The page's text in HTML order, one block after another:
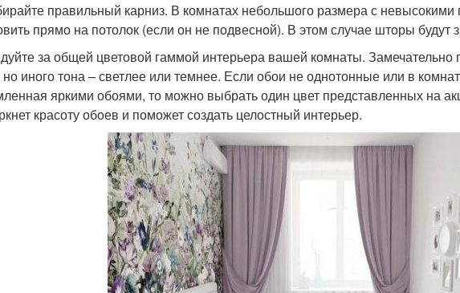
правильный карниз. В комнатах небольшого размера с
прямо на потолок (если он не подвесной). В этом случае шторы будут
за общей цветовой гаммой интерьера вашей комнаты. Замечательно
но иного тона – светлее или темнее. Если обои не однотонные или в
яркими обоями, то можно выбрать один цвет представленных на
красоту обоев и поможет создать целостный интерьер.